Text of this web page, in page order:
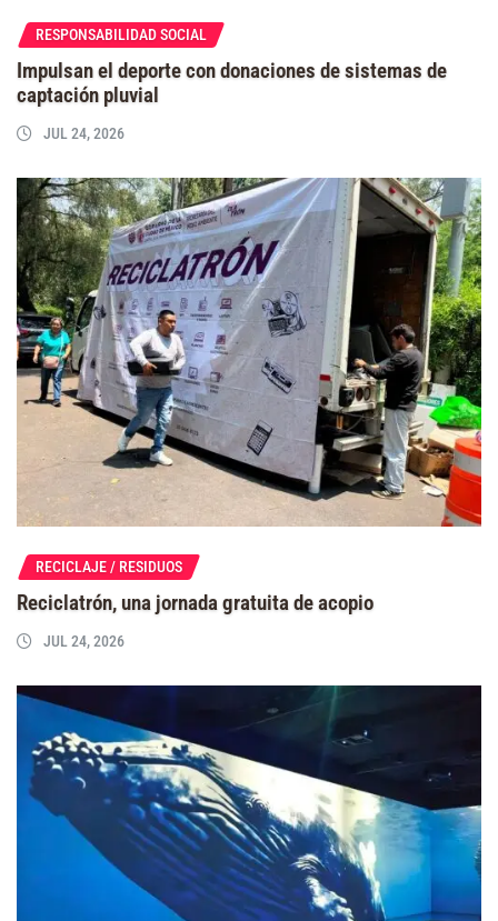
RESPONSABILIDAD SOCIAL
Impulsan el deporte con donaciones de sistemas de
captación pluvial
JUL 24, 2026
RECICLAJE / RESIDUOS
Reciclatrón, una jornada gratuita de acopio
JUL 24, 2026